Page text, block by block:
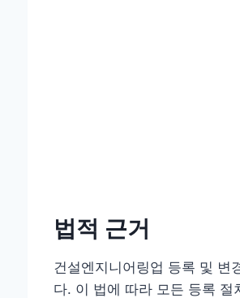
법적 근거
건설엔지니어링업 등록 및 변
다. 이 법에 따라 모든 등록 절